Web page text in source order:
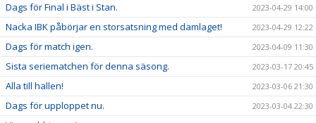
Dags för Final i Bäst i Stan. 2023-04-29 14:00
Nacka IBK påbörjar en storsatsning med damlaget! 2023-04-29 12:22
Dags för match igen. 2023-04-09 11:30
Sista seriematchen för denna säsong. 2023-03-17 20:45
Alla till hallen! 2023-03-06 21:30
Dags för upploppet nu. 2023-03-04 22:30